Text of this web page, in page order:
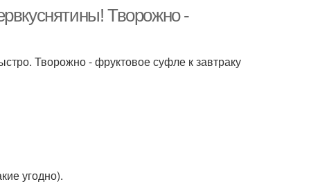
Творожно -
Творожно - фруктовое суфле к завтраку
угодно).